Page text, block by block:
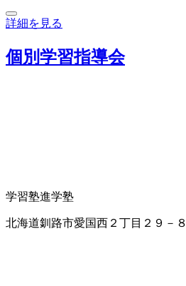
詳細を見る
個別学習指導会
学習塾進学塾
北海道釧路市愛国西２丁目２９－８